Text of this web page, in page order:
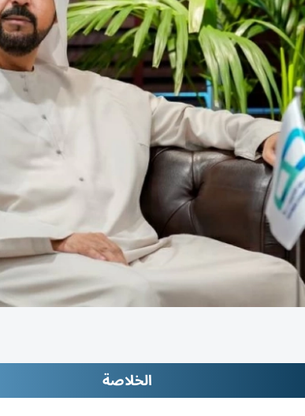
الخلاصة